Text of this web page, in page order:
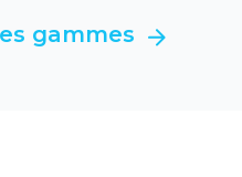
gammes